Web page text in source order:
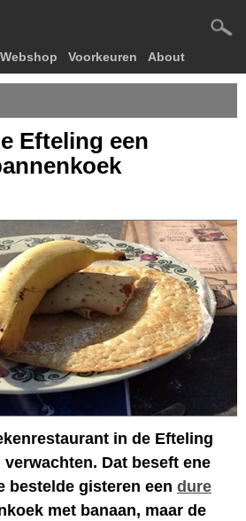
Webshop Voorkeuren About
Efteling een
in de Efteling
Dat beseft ene
bestelde gisteren een dure
met banaan, maar de